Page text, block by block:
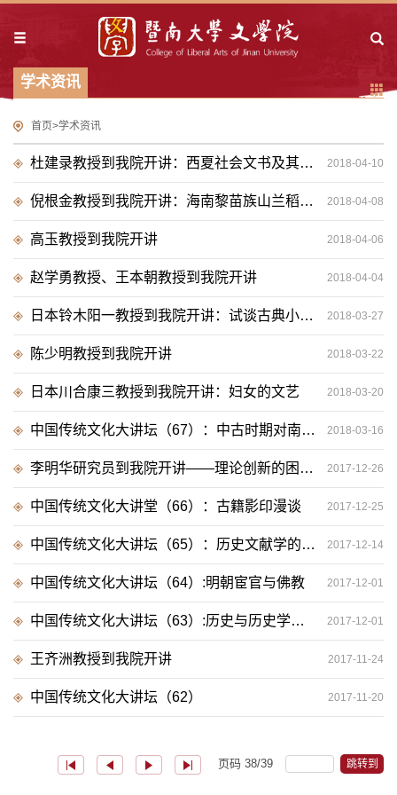
学术资讯
首页>学术资讯
杜建录教授到我院开讲：西夏社会文书及其学术价值 2018-04-10
倪根金教授到我院开讲：海南黎苗族山兰稻的历史与价值 2018-04-08
高玉教授到我院开讲 2018-04-06
赵学勇教授、王本朝教授到我院开讲 2018-04-04
日本铃木阳一教授到我院开讲：试谈古典小说研究 2018-03-27
陈少明教授到我院开讲 2018-03-22
日本川合康三教授到我院开讲：妇女的文艺 2018-03-20
中国传统文化大讲坛（67）：中古时期对南方的地理感知 2018-03-16
李明华研究员到我院开讲——理论创新的困境与突破 2017-12-26
中国传统文化大讲堂（66）：古籍影印漫谈 2017-12-25
中国传统文化大讲坛（65）：历史文献学的方法 2017-12-14
中国传统文化大讲坛（64）:明朝宦官与佛教 2017-12-01
中国传统文化大讲坛（63）:历史与历史学的意义 2017-12-01
王齐洲教授到我院开讲 2017-11-24
中国传统文化大讲坛（62） 2017-11-20
页码 38/39 跳转到